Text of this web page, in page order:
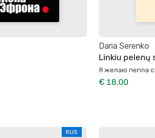
Daria Serenko
Linkiu pelenų
Я желаю пепла
€ 18,00
RUS